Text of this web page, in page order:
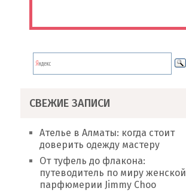
СВЕЖИЕ ЗАПИСИ
Ателье в Алматы: когда стоит
доверить одежду мастеру
От туфель до флакона:
путеводитель по миру женской
парфюмерии Jimmy Choo